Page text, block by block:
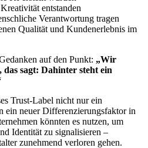
entstanden
Verantwortung tragen
Qualität und Kundenerlebnis im
auf den Punkt: „Wir
sagt: Dahinter steht ein
Trust-Label nicht nur ein
ein neuer Differenzierungsfaktor in
könnten es nutzen, um
Identität zu signalisieren –
zunehmend verloren gehen.